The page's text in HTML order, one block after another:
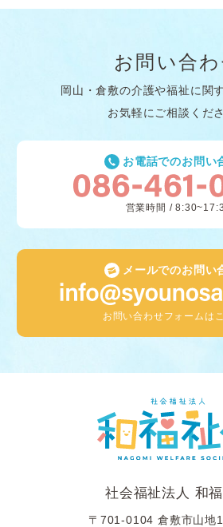
お問い合
岡山・倉敷の介護や福祉に関
お気軽にご相談くださ
お電話でのお問い
営業時間 /
メールでのお問い
お問い合わせフォームは
社会福祉法人 和
〒701-0104 倉敷市山地